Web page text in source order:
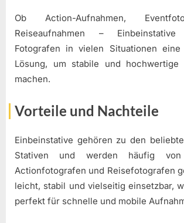
Ob Action-Aufnahmen,
Reiseaufnahmen –
Fotografen in vielen Situationen eine
Lösung, um stabile und hochwertige
machen.
Vorteile und Nachteile
Einbeinstative gehören zu den
Stativen und werden häufig von
Actionfotografen und Reisefotografen
leicht, stabil und vielseitig einsetzbar,
perfekt für schnelle und mobile